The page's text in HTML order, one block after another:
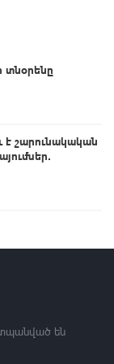
տնօրենը
է շարունակական
դա
մշտական
են